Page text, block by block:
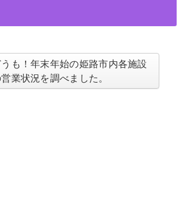
うも！年末年始の姫路市内各施設
業状況を調べました。